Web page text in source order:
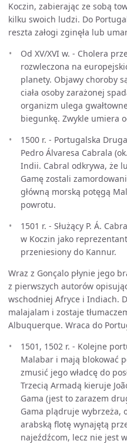
Koczin, zabierając ze sobą
kilku swoich ludzi. Do
reszta załogi zginęła lub
Od XV/XVI w. - Cholera
rozwleczona na
planety. Objawy choroby
ciała osoby zarażonej
organizm ulega
biegunkę. Zwykle umiera
1500 r. - Portugalska
Pedro Álvaresa Cabrala
Indii. Cabral odkrywa, że
Gamę zostali
główną morską potęgą
powrotu.
1501 r. - Służący P. Á.
w Koczin jako
przeniesiony do Kannur.
Wraz z Gonçalo płynie jego
z pierwszych autorów
wschodniej Afryce i Indiach.
malajalam i zostaje
Albuquerque. Wraca do
1501, 1502 r. - Kolejne
Malabar i mają blokować
zmusić jego władcę do
Trzecią Armadą kieruje
Gama (jest to zarazem
Gama plądruje wybrzeża,
arabską flotę wynajętą
najeźdźcom, lecz nie jest